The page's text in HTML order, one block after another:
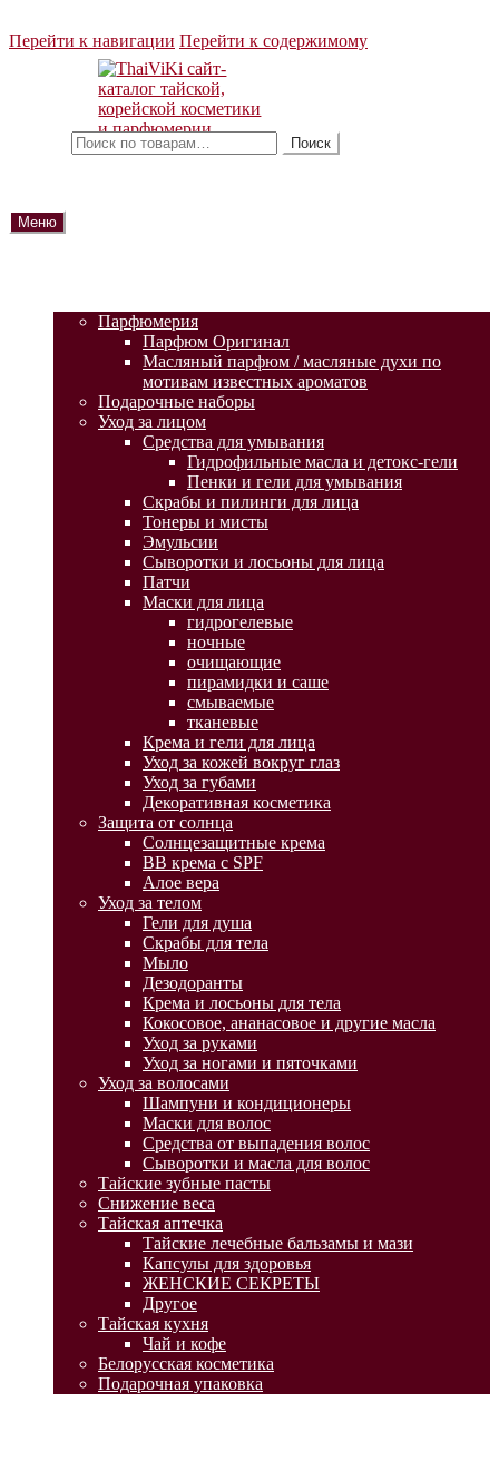
Перейти к навигации Перейти к содержимому
Поиск
Меню
Парфюмерия
Парфюм Оригинал
Масляный парфюм / масляные духи по
мотивам известных ароматов
Подарочные наборы
Уход за лицом
Средства для умывания
Гидрофильные масла и детокс-гели
Пенки и гели для умывания
Скрабы и пилинги для лица
Тонеры и мисты
Эмульсии
Сыворотки и лосьоны для лица
Патчи
Маски для лица
гидрогелевые
ночные
очищающие
пирамидки и саше
смываемые
тканевые
Крема и гели для лица
Уход за кожей вокруг глаз
Уход за губами
Декоративная косметика
Защита от солнца
Солнцезащитные крема
BB крема с SPF
Алое вера
Уход за телом
Гели для душа
Скрабы для тела
Мыло
Дезодоранты
Крема и лосьоны для тела
Кокосовое, ананасовое и другие масла
Уход за руками
Уход за ногами и пяточками
Уход за волосами
Шампуни и кондиционеры
Маски для волос
Средства от выпадения волос
Сыворотки и масла для волос
Тайские зубные пасты
Снижение веса
Тайская аптечка
Тайские лечебные бальзамы и мази
Капсулы для здоровья
ЖЕНСКИЕ СЕКРЕТЫ
Другое
Тайская кухня
Чай и кофе
Белорусская косметика
Подарочная упаковка